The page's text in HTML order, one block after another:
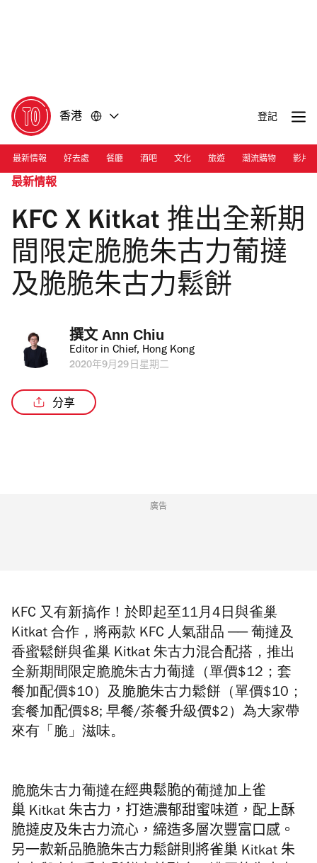
香港 登記
最新情報 好去處 餐廳 酒吧 文化 旅遊 潮流購物 影片
最新情報
KFC X Kitkat 推出全新期
間限定脆脆朱古力葡撻
及脆脆朱古力鬆餅
撰文 Ann Chiu
Editor in Chief, Hong Kong
2020年9月29日星期二
分享
廣告
KFC 又有新搞作！於即起至11月4日與雀巢
Kitkat 合作，將兩款 KFC 人氣甜品 ── 葡撻及
香蜜鬆餅與雀巢 Kitkat 朱古力混合配搭，推出
全新期間限定脆脆朱古力葡撻（單價$12；套
餐加配價$10）及脆脆朱古力鬆餅（單價$10；
套餐加配價$8; 早餐/茶餐升級價$2）為大家帶
來有「脆」滋味。
脆脆朱古力葡撻在經典鬆脆的葡撻加上雀
巢 Kitkat 朱古力 ，打造濃郁甜蜜味道， 配上酥
脆撻皮及朱古力流心，締造多層次豐富口感。
另一款新品脆脆朱古力鬆餅則將雀巢 Kitkat 朱